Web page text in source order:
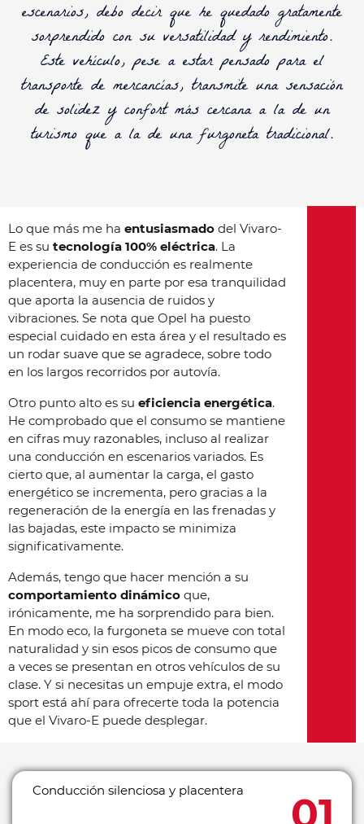
escenarios, debo decir que he quedado gratamente
sorprendido con su versatilidad y rendimiento.
Este vehículo, pese a estar pensado para el
transporte de mercancías, transmite una sensación
de solidez y confort más cercana a la de un
turismo que a la de una furgoneta tradicional.
Lo que más me ha entusiasmado del Vivaro-
E es su tecnología 100% eléctrica. La
experiencia de conducción es realmente
placentera, muy en parte por esa tranquilidad
que aporta la ausencia de ruidos y
vibraciones. Se nota que Opel ha puesto
especial cuidado en esta área y el resultado es
un rodar suave que se agradece, sobre todo
en los largos recorridos por autovía.
Otro punto alto es su eficiencia energética.
He comprobado que el consumo se mantiene
en cifras muy razonables, incluso al realizar
una conducción en escenarios variados. Es
cierto que, al aumentar la carga, el gasto
energético se incrementa, pero gracias a la
regeneración de la energía en las frenadas y
las bajadas, este impacto se minimiza
significativamente.
Además, tengo que hacer mención a su
comportamiento dinámico que,
irónicamente, me ha sorprendido para bien.
En modo eco, la furgoneta se mueve con total
naturalidad y sin esos picos de consumo que
a veces se presentan en otros vehículos de su
clase. Y si necesitas un empuje extra, el modo
sport está ahí para ofrecerte toda la potencia
que el Vivaro-E puede desplegar.
Conducción silenciosa y placentera